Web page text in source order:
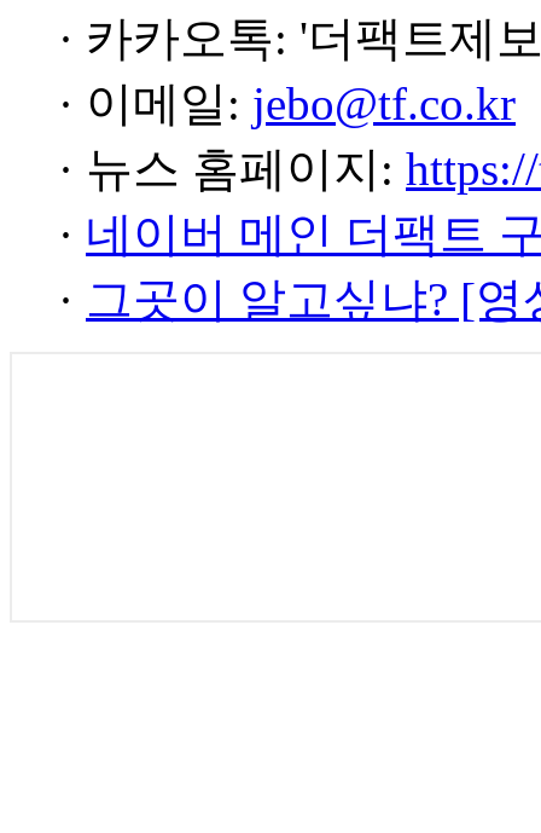
· 카카오톡: '더팩트제
· 이메일: jebo@tf.co.kr
· 뉴스 홈페이지:
· 네이버 메인 더팩트
· 그곳이 알고싶냐? [